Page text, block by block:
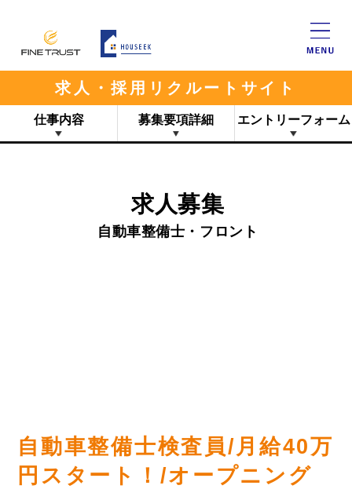
求人・採用リクルートサイト
仕事内容 募集要項詳細 エントリーフォーム
求人募集
自動車整備士・フロント
自動車整備士検査員/月給40万
円スタート！/オープニング